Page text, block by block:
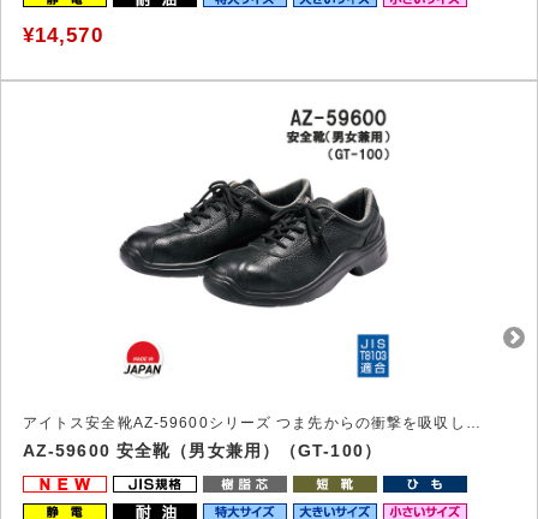
¥14,570
アイトス安全靴AZ-59600シリーズ つま先からの衝撃を吸収し、足を守る安全靴
AZ-59600 安全靴（男女兼用）（GT-100）